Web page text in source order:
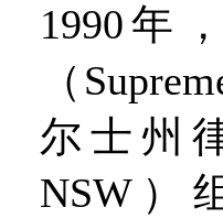
1990年
（
尔士州
NSW）